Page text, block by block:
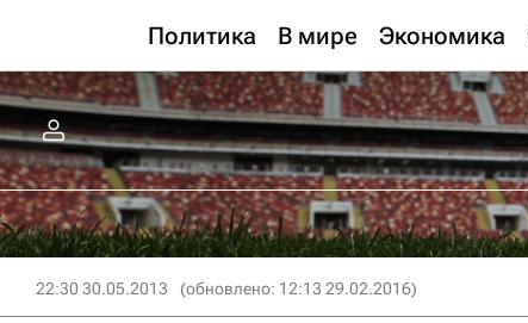
Политика В мире Экономика
22:30 30.05.2013 (обновлено: 12:13 29.02.2016)